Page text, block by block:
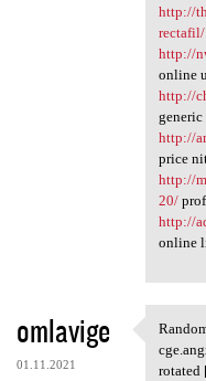
http://
rectafil/
http://
online
http://
http://
price
http://
20/
http://
online
omlavige
01.11.2021
rotated